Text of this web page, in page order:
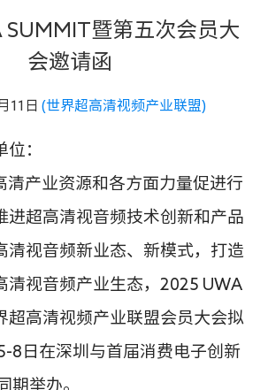
SUMMIT暨第五次会员大
会邀请函
11日 (世界超高清视频产业联盟)
位 ：
清产业资源和各方面力量促进行
进超高清视音频技术创新和产品
清视音频新业态、新模式，打造
清视音频产业生态， 2025 UWA
超高清视频产业联盟会员大会拟
8日在深圳与首届消费电子创新
期举办。